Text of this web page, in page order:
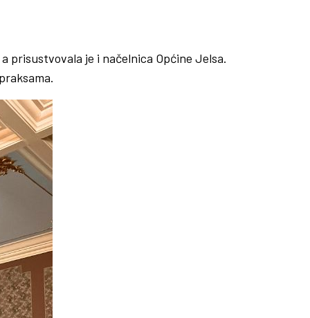
prisustvovala je i načelnica Općine Jelsa.